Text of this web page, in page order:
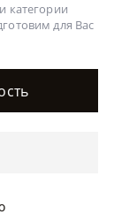
категории
для Вас